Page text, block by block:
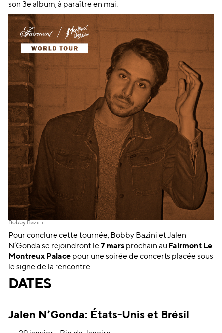
son 3e album, à paraître en mai.
Bobby Bazini
Pour conclure cette tournée, Bobby Bazini et Jalen
N’Gonda se rejoindront le 7 marsprochain au Fairmont Le
Montreux Palace pour une soirée de concerts placée sous
le signe de la rencontre.
DATES
Jalen N’Gonda: États-Unis et Brésil